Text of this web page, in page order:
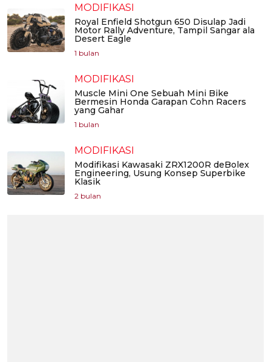
MODIFIKASI
Royal Enfield Shotgun 650 Disulap Jadi
Motor Rally Adventure, Tampil Sangar ala
Desert Eagle
1 bulan
MODIFIKASI
Muscle Mini One Sebuah Mini Bike
Bermesin Honda Garapan Cohn Racers
yang Gahar
1 bulan
MODIFIKASI
Modifikasi Kawasaki ZRX1200R deBolex
Engineering, Usung Konsep Superbike
Klasik
2 bulan